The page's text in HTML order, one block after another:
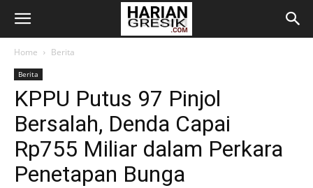
Home Berita
Berita
KPPU Putus 97 Pinjol
Bersalah, Denda Capai
Rp755 Miliar dalam Perkara
Penetapan Bunga